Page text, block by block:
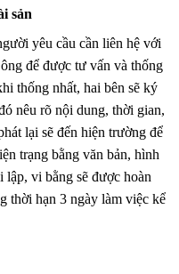
sản
yêu cầu cần liên hệ với
để được tư vấn và thống
thống nhất, hai bên sẽ ký
nêu rõ nội dung, thời gian,
lại sẽ đến hiện trường để
trạng bằng văn bản, hình
lập, vi bằng sẽ được hoàn
thời hạn 3 ngày làm việc kể